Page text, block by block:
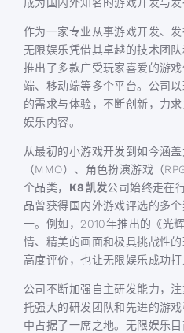
作为一家专业从事游戏开发、
无限娱乐凭借其卓越的技术团
推出了多款广受玩家喜爱的游
端、移动端等多个平台。公司
的需求与体验，不断创新，力
娱乐内容。
从最初的小游戏开发到如今涵
（MMO）、角色扮演游戏（
个品类， K8凯发公司始终走在
品曾获得国内外游戏评选的多
一。例如，2010年推出的《光
情、精美的画面和极具挑战性
高度评价，也让无限娱乐成功打
公司不断加强自主研发能力，
托强大的研发团队和先进的游
中占据了一席之地。无限娱乐